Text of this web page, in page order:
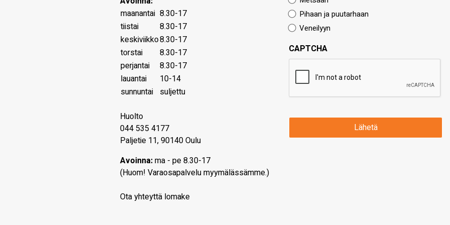
maanantai 8.30-17
tiistai
8.30-17
keskiviikko8.30-17
torstai
8.30-17
perjantai
8.30-17
lauantai
10-14
sunnuntai suljettu
Huolto
044 535 4177
Paljetie 11, 90140 Oulu
Avoinna:ma - pe 8.30-17
(Huom! Varaosapalvelu myymälässämme.)
Ota yhteyttä lomake
Pihaan ja puutarhaan
Veneilyyn
CAPTCHA